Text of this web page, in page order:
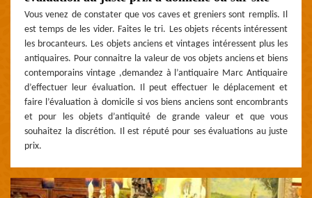
Vous venez de constater que vos caves et greniers sont remplis. Il
est temps de les vider. Faites le tri. Les objets récents intéressent
les brocanteurs. Les objets anciens et vintages intéressent plus les
antiquaires. Pour connaitre la valeur de vos objets anciens et biens
contemporains vintage ,demandez à l’antiquaire Marc Antiquaire
d’effectuer leur évaluation. Il peut effectuer le déplacement et
faire l’évaluation à domicile si vos biens anciens sont encombrants
et pour les objets d’antiquité de grande valeur et que vous
souhaitez la discrétion. Il est réputé pour ses évaluations au juste
prix.